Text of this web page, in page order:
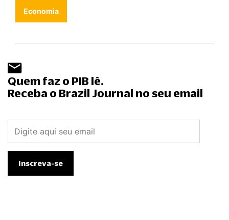
Economia
Quem faz o PIB lê.
Receba o Brazil Journal no seu email